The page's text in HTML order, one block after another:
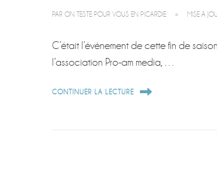
PARON TESTE POUR VOUS EN PICARDIE MISE À
C’était l’événement de cette fin de
l’association Pro-am media, …
CONTINUER LA LECTURE